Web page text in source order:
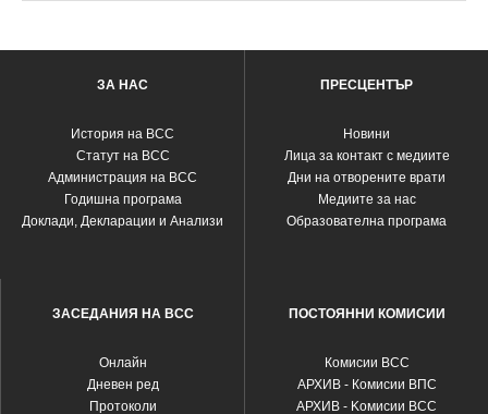
ЗА НАС
История на ВСС
Статут на ВСС
Администрация на ВСС
Годишна програма
Доклади, Декларации и Анализи
ПРЕСЦЕНТЪР
Новини
Лица за контакт с медиите
Дни на отворените врати
Медиите за нас
Образователна програма
ЗАСЕДАНИЯ НА ВСС
Oнлайн
Дневен ред
Протоколи
ПОСТОЯННИ КОМИСИИ
Комисии ВСС
АРХИВ - Комисии ВПС
АРХИВ - Kомисии ВСС